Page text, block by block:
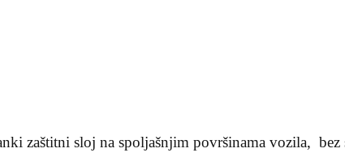
zaštitni sloj na spoljašnjim površinama vozila, bez